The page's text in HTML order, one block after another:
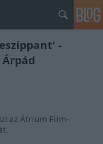
-
az Átrium Film-